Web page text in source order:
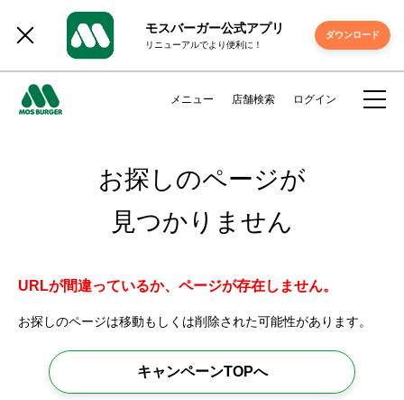
モスバーガー公式アプリ
リニューアルでより便利に！
ダウンロード
メニュー 店舗検索 ログイン
お探しのページが
見つかりません
URLが間違っているか、ページが存在しません。
お探しのページは移動もしくは削除された可能性があります。
キャンペーンTOPへ